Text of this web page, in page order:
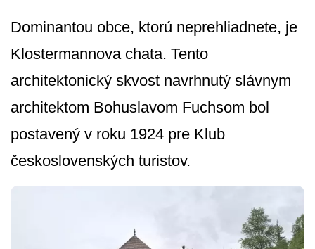
Dominantou obce, ktorú neprehliadnete, je
Klostermannova chata. Tento
architektonický skvost navrhnutý slávnym
architektom Bohuslavom Fuchsom bol
postavený v roku 1924 pre Klub
československých turistov.